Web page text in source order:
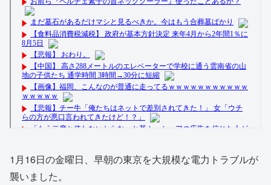
1月16日の金曜日、早朝の東京を大規模な電力トラブルが
襲いました。